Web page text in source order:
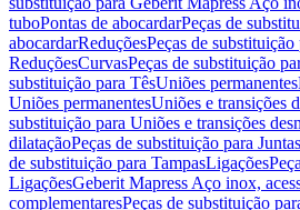
tuboPontas de abocardarPeças de
abocardarReduçõesPeças de substituição
ReduçõesCurvasPeças de substituição
substituição para TêsUniões permanentes
Uniões permanentesUniões e transições
substituição para Uniões e transições
dilataçãoPeças de substituição para
de substituição para TampasLigações
LigaçõesGeberit Mapress Aço inox,
complementaresPeças de substituição